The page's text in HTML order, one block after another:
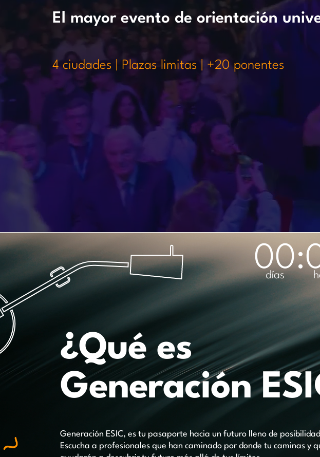
El mayor evento de orientación
4 ciudades | Plazas limitas | +20 ponentes
00
días :
¿Qué es
Generación
Generación ESIC, es tu pasaporte hacia un futuro lleno de
Escucha a profesionales que han caminado por donde tu caminas y